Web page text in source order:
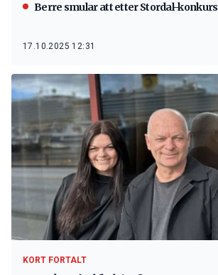
Berre smular att etter Stordal-konkurs
17.10.2025 12:31
KORT FORTALT